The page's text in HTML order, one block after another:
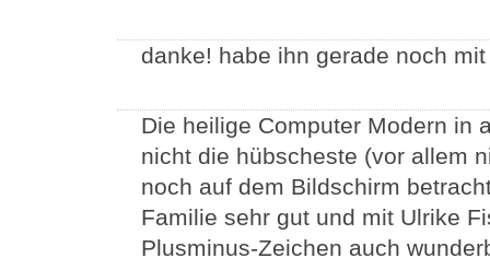
danke! habe ihn gerade noch
Die heilige Computer Modern in
nicht die hübscheste (vor allem
noch auf dem Bildschirm
Familie sehr gut und mit Ulrike
Plusminus-Zeichen auch